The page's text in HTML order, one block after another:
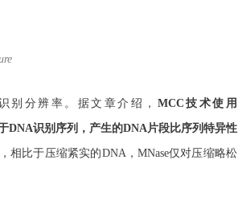
别分辨率。据文章介绍， MCC技术使用
DNA识别序列，产生的DNA片段比序列特异性
相比于压缩紧实的DNA，MNase仅对压缩略松